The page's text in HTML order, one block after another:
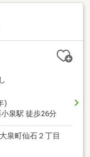
)
泉駅 徒歩26分
泉町仙石２丁目